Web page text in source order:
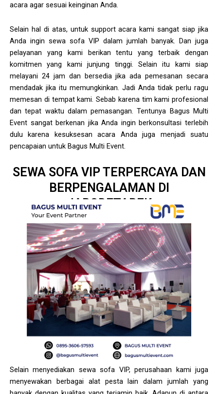
acara agar sesuai keinginan Anda.
Selain hal di atas, untuk support acara kami sangat siap jika
Anda ingin sewa sofa VIP dalam jumlah banyak. Dan juga
pelayanan yang kami berikan tentu yang terbaik dengan
komitmen yang kami junjung tinggi. Selain itu kami siap
melayani 24 jam dan bersedia jika ada pemesanan secara
mendadak jika itu memungkinkan. Jadi Anda tidak perlu ragu
memesan di tempat kami. Sebab karena tim kami profesional
dan tepat waktu dalam pemasangan. Tentunya Bagus Multi
Event sangat berkenan jika Anda ingin berkonsultasi terlebih
dulu karena kesuksesan acara Anda juga menjadi suatu
pencapaian untuk Bagus Multi Event.
SEWA SOFA VIP TERPERCAYA DAN
BERPENGALAMAN DI
JABODETABEK
Selain menyediakan sewa sofa VIP, perusahaan kami juga
menyewakan berbagai alat pesta lain dalam jumlah yang